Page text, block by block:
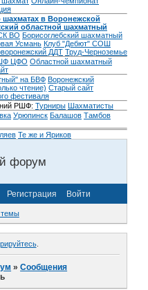
шахматах в Воронежской
областной шахматный
ВО Борисоглебский шахматный
Усмань Клуб "Дебют" СОШ
ДДТ Труд-Черноземье
ЦФО Областной шахматный
на БВФ Воронежский
чтение) Старый сайт
фестиваля
РШФ: Турниры Шахматисты
Урюпинск Балашов Тамбов
Те же и Яриков
форум
Регистрация Войти
темы
.
»Сообщения